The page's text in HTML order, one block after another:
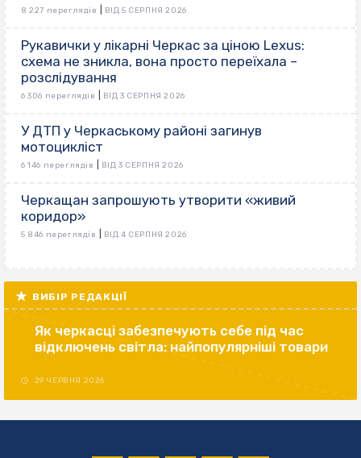
8 227 переглядів ВІД 5 СЕРПНЯ 2026
Рукавички у лікарні Черкас за ціною Lexus:
схема не зникла, вона просто переїхала –
розслідування
6 306 переглядів ВІД 3 СЕРПНЯ 2026
У ДТП у Черкаському районі загинув
мотоцикліст
6 146 переглядів ВІД 3 СЕРПНЯ 2026
Черкащан запрошують утворити «живий
коридор»
5 846 переглядів ВІД 4 СЕРПНЯ 2026
ВИБІР РЕДАКЦІЇ
Як черкасці забезпечують себе під час
відключень світла: найпопулярніші товари
29 ЧЕРВНЯ 2026